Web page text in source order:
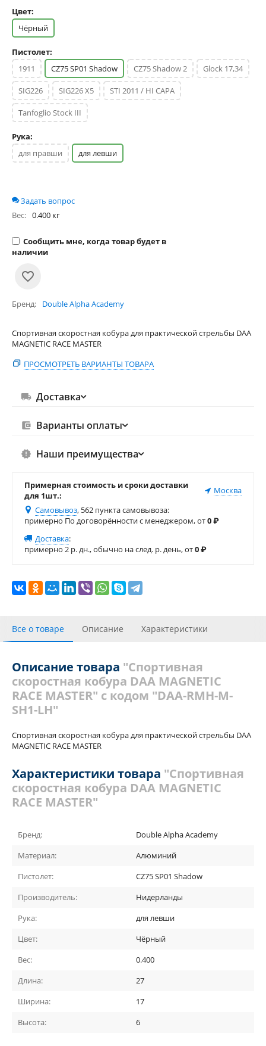
Цвет:
Чёрный
Пистолет:
1911
CZ75 SP01 Shadow CZ75 Shadow 2 Glock 17,34
SIG226 SIG226 X5 STI 2011 / HI CAPA
Tanfoglio Stock III
Рука:
для правши
для левши
Задать вопрос
Вес: 0.400 кг
Сообщить мне, когда товар будет в
наличии
Бренд Double Alpha Academy
Спортивная скоростная кобура для практической стрельбы DAA
MAGNETIC RACE MASTER
ПРОСМОТРЕТЬ ВАРИАНТЫ ТОВАРА
Доставка
Варианты оплаты
Наши преимущества
Примерная стоимость и сроки доставки
для 1шт.:
Москва
Самовывоз, 562 пункта самовывоза:
примерно По договорённости с менеджером, от0₽
Доставка:
примерно 2 р. дн., обычно на след. р. день, от0₽
Все о товаре Описание Характеристики
Отзывы (1) Похожие товары
Описание товара "Спортивная
скоростная кобура DAA MAGNETIC
RACE MASTER" с кодом "DAA-RMH-M-
SH1-LH"
Спортивная скоростная кобура для практической стрельбы DAA
MAGNETIC RACE MASTER
Характеристики товара "Спортивная
скоростная кобура DAA MAGNETIC
RACE MASTER"
Бренд:
Double Alpha Academy
Материал:
Алюминий
Пистолет:
CZ75 SP01 Shadow
Производитель:
Нидерланды
Рука:
для левши
Цвет:
Чёрный
Вес:
0.400
Длина:
27
Ширина:
17
Высота:
6